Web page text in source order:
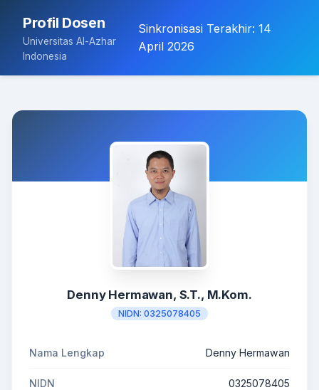
Profil Dosen
Universitas Al-Azhar
Indonesia
Sinkronisasi Terakhir: 14
April 2026
Denny Hermawan, S.T., M.Kom.
NIDN: 0325078405
Nama Lengkap Denny Hermawan
NIDN 0325078405